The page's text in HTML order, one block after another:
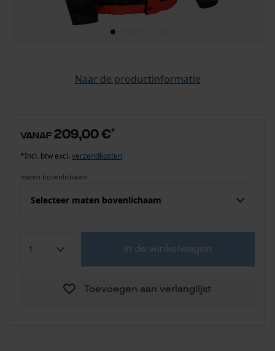
Naar de productinformatie
vanaf 209,00 €*
*Incl. btw excl. verzendkosten
maten bovenlichaam
Selecteer maten bovenlichaam
in de winkelwagen
Toevoegen aan verlanglijst